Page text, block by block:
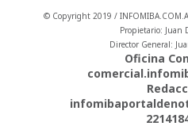
© Copyright 2019 /
Propietario: Juan
Director General:
Oficina